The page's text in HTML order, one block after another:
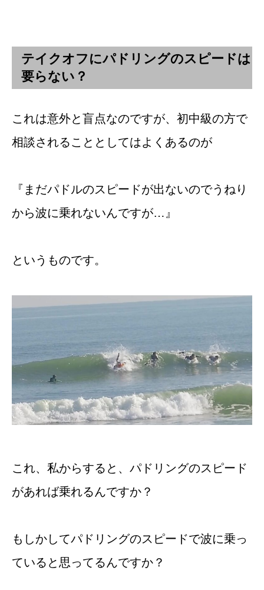
テイクオフにパドリングのスピードは
要らない？
これは意外と盲点なのですが、初中級の方で
相談されることとしてはよくあるのが
『まだパドルのスピードが出ないのでうねり
から波に乗れないんですが…』
というものです。
これ、私からすると、パドリングのスピード
があれば乗れるんですか？
もしかしてパドリングのスピードで波に乗っ
ていると思ってるんですか？